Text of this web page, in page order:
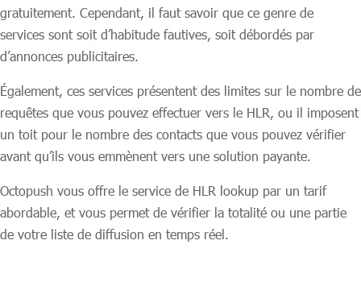
gratuitement. Cependant, il faut savoir que ce genre de
services sont soit d’habitude fautives, soit débordés par
d’annonces publicitaires.
Également, ces services présentent des limites sur le nombre de
requêtes que vous pouvez effectuer vers le HLR, ou il imposent
un toit pour le nombre des contacts que vous pouvez vérifier
avant qu’ils vous emmènent vers une solution payante.
Octopush vous offre le service de HLR lookup par un tarif
abordable, et vous permet de vérifier la totalité ou une partie
de votre liste de diffusion en temps réel.